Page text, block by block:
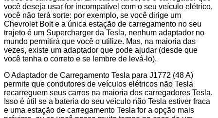
você deseja usar for incompatível com o seu veículo elétrico,
você não terá sorte: por exemplo, se você dirige um
Chevrolet Bolt e a única estação de carregamento no seu
trajeto é um Supercharger da Tesla, nenhum adaptador no
mundo permitirá que você o utilize. Mas, na maioria das
vezes, existe um adaptador que pode ajudar (desde que
você tenha o correto e se lembre de levá-lo).
O Adaptador de Carregamento Tesla para J1772 (48 A)
permite que condutores de veículos elétricos não Tesla
recarreguem seus carros na maioria dos carregadores Tesla.
Isso é útil se a bateria do seu veículo não Tesla estiver fraca
e uma estação de carregamento Tesla for a opção mais